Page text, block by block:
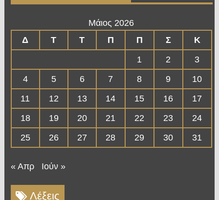
Μάιος 2026
Δ
Τ Τ Π Π Σ
Κ
1
2
3
4
5 6 7 8 9
10
11
12 13 14 15 16
17
18
19 20 21 22 23
24
25
26 27 28 29 30 31
« Απρ Ιούν »
Λέξεις